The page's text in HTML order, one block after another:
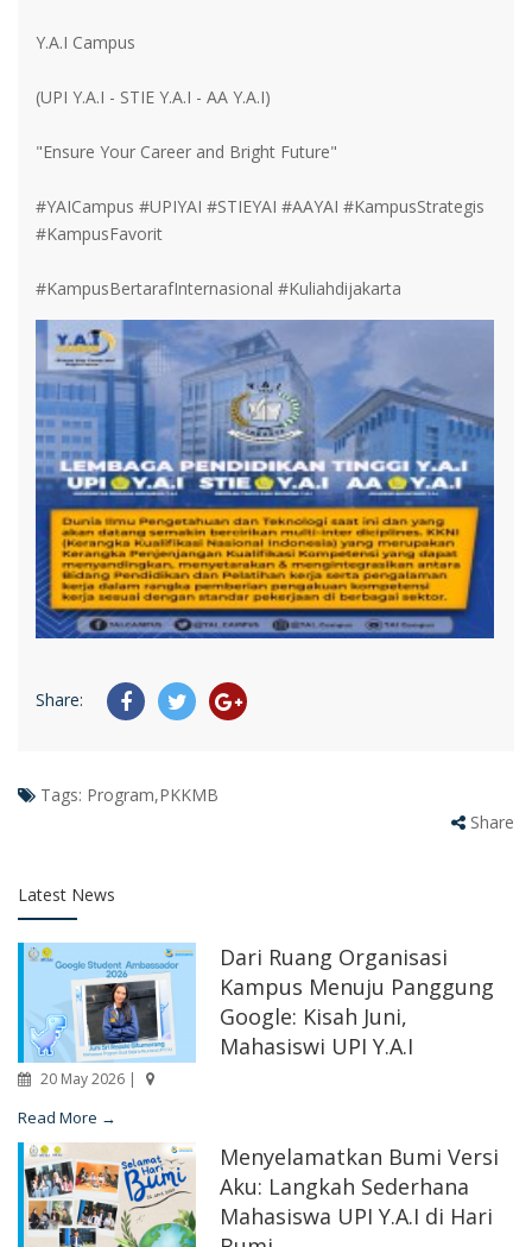
Y.A.I Campus
(UPI Y.A.I - STIE Y.A.I - AA Y.A.I)
"Ensure Your Career and Bright Future"
#YAICampus #UPIYAI #STIEYAI #AAYAI #KampusStrategis
#KampusFavorit
#KampusBertarafInternasional #Kuliahdijakarta
Share:
Tags: Program,PKKMB
Share
Latest News
Dari Ruang Organisasi
Kampus Menuju Panggung
Google: Kisah Juni,
Mahasiswi UPI Y.A.I
20 May 2026 |
Read More →
Menyelamatkan Bumi Versi
Aku: Langkah Sederhana
Mahasiswa UPI Y.A.I di Hari